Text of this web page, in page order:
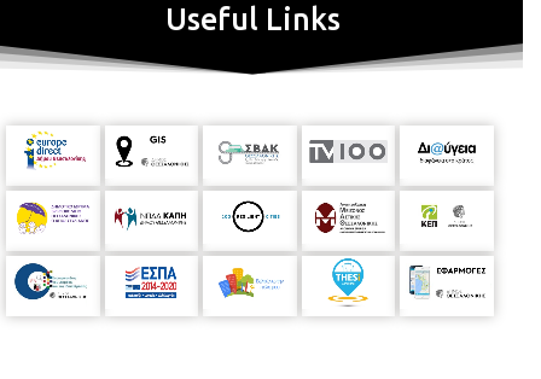
Useful Links